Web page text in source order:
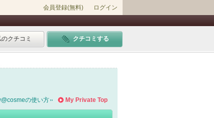
会員登録(無料) ログイン
のクチコミ クチコミする
My Private Top
の使い方